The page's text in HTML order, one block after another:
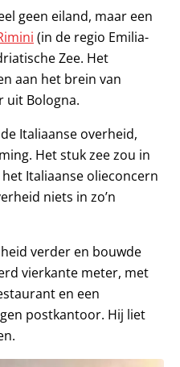
geen eiland, maar een
(in de regio Emilia-
Zee. Het
aan het brein van
uit Bologna.
Italiaanse overheid,
Het stuk zee zou in
Italiaanse olieconcern
niets in zo’n
verder en bouwde
vierkante meter, met
en een
postkantoor. Hij liet